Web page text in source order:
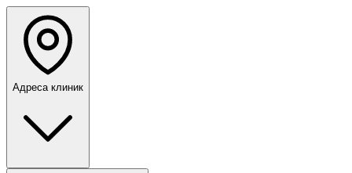
Адреса клиник